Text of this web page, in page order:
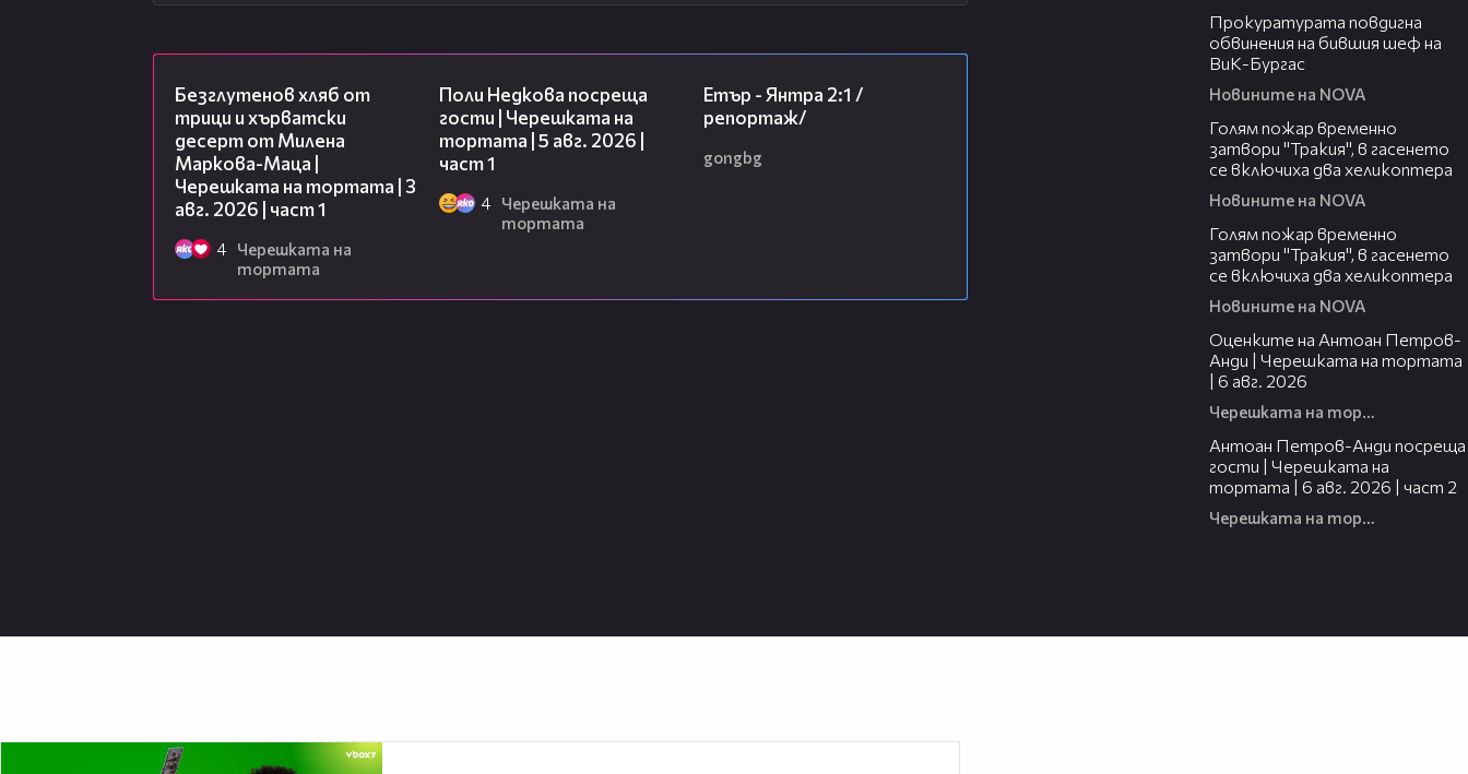
Безглутенов хляб от
трици и хърватски
десерт от Милена
Маркова-Маца |
Черешката на тортата | 3
авг. 2026 | част 1
4
Черешката на
тортата
Поли Недкова посреща
гости | Черешката на
тортата | 5 авг. 2026 |
част 1
4
Черешката на
тортата
Етър - Янтра 2:1 /
репортаж/
gongbg
Прокуратурата повдигна
обвинения на бившия шеф на
ВиК-Бургас
Новините на NOVA
Голям пожар временно
затвори "Тракия", в гасенето
се включиха два хеликоптера
Новините на NOVA
Голям пожар временно
затвори "Тракия", в гасенето
се включиха два хеликоптера
Новините на NOVA
Оценките на Антоан Петров-
Анди | Черешката на тортата
| 6 авг. 2026
Черешката на тортата
Антоан Петров-Анди посреща
гости | Черешката на
тортата | 6 авг. 2026 | част 2
Черешката на тортата